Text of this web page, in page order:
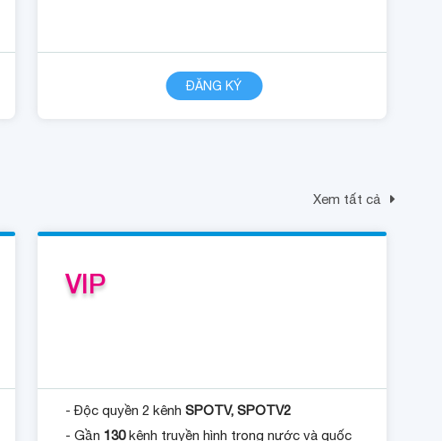
ĐĂNG KÝ
CHI TIẾT
Xem tất cả
VIP
- Độc quyền 2 kênhSPOTV, SPOTV2
- Gần 130kênh truyền hình trong nước và quốc